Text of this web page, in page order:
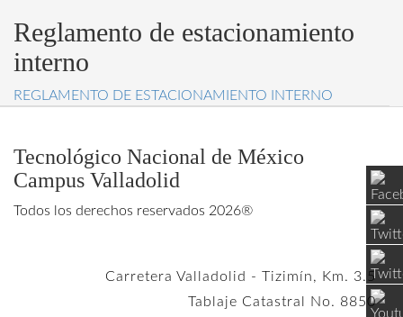
Reglamento de estacionamiento
interno
REGLAMENTO DE ESTACIONAMIENTO INTERNO
Tecnológico Nacional de México
Campus Valladolid
Todos los derechos reservados 2026®
Carretera Valladolid - Tizimín, Km. 3.5
Tablaje Catastral No. 8850